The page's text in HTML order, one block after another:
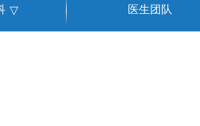
▽ 医生团队